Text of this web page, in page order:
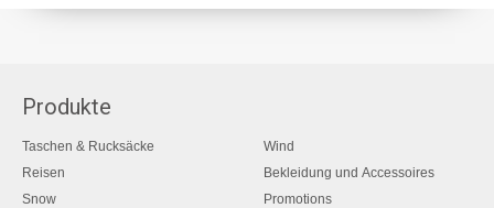
Produkte
Taschen & Rucksäcke
Reisen
Snow
Wind
Bekleidung und Accessoires
Promotions